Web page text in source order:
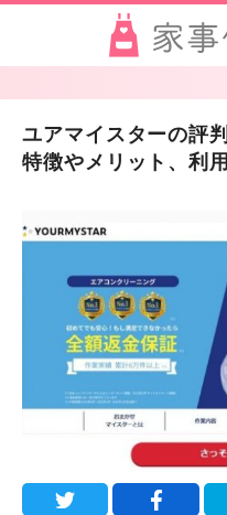
ユアマイスターの評
特徴やメリット、利